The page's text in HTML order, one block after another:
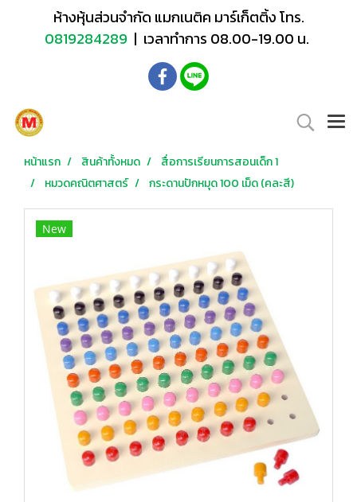
ห้างหุ้นส่วนจำกัด แมกเนติค มาร์เก็ตติ้ง โทร.
0819284289 | เวลาทำการ 08.00-19.00 น.
หน้าแรก สินค้าทั้งหมด
สื่อการเรียนการสอนเด็ก 1
หมวดคณิตศาสตร์
กระดานปักหมุด 100 เม็ด (คละสี)
New